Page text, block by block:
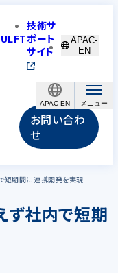
APAC-EN
技術サ
ポート
サイト
APAC-
EN
お問い合わ
せ
短期間に連携開発を実現
ず社内で短期